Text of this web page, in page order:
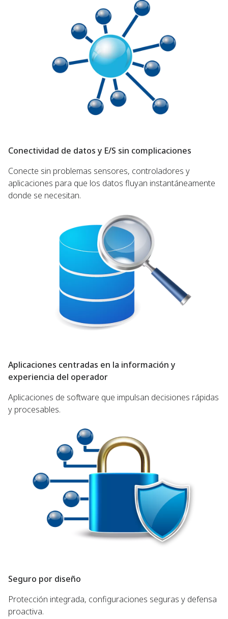
Conectividad de datos y E/S sin complicaciones
Conecte sin problemas sensores, controladores y
aplicaciones para que los datos fluyan instantáneamente
donde se necesitan.
Aplicaciones centradas en la información y
experiencia del operador
Aplicaciones de software que impulsan decisiones rápidas
y procesables.
Seguro por diseño
Protección integrada, configuraciones seguras y defensa
proactiva.